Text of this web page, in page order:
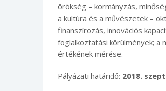
örökség – kormányzás,
a kultúra és a művészetek –
finanszírozás, innovációs
foglalkoztatási körülmények; a
értékének mérése.
Pályázati határidő: 2018.